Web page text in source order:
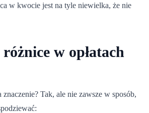
w kwocie jest na tyle niewielka, że nie
w opłatach
Tak, ale nie zawsze w sposób,